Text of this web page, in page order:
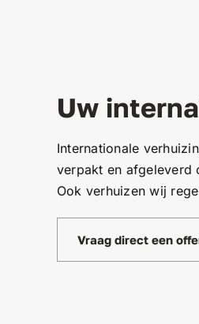
Uw
Internationale
verpakt en afgeleverd
Ook verhuizen wij
Vraag direct een